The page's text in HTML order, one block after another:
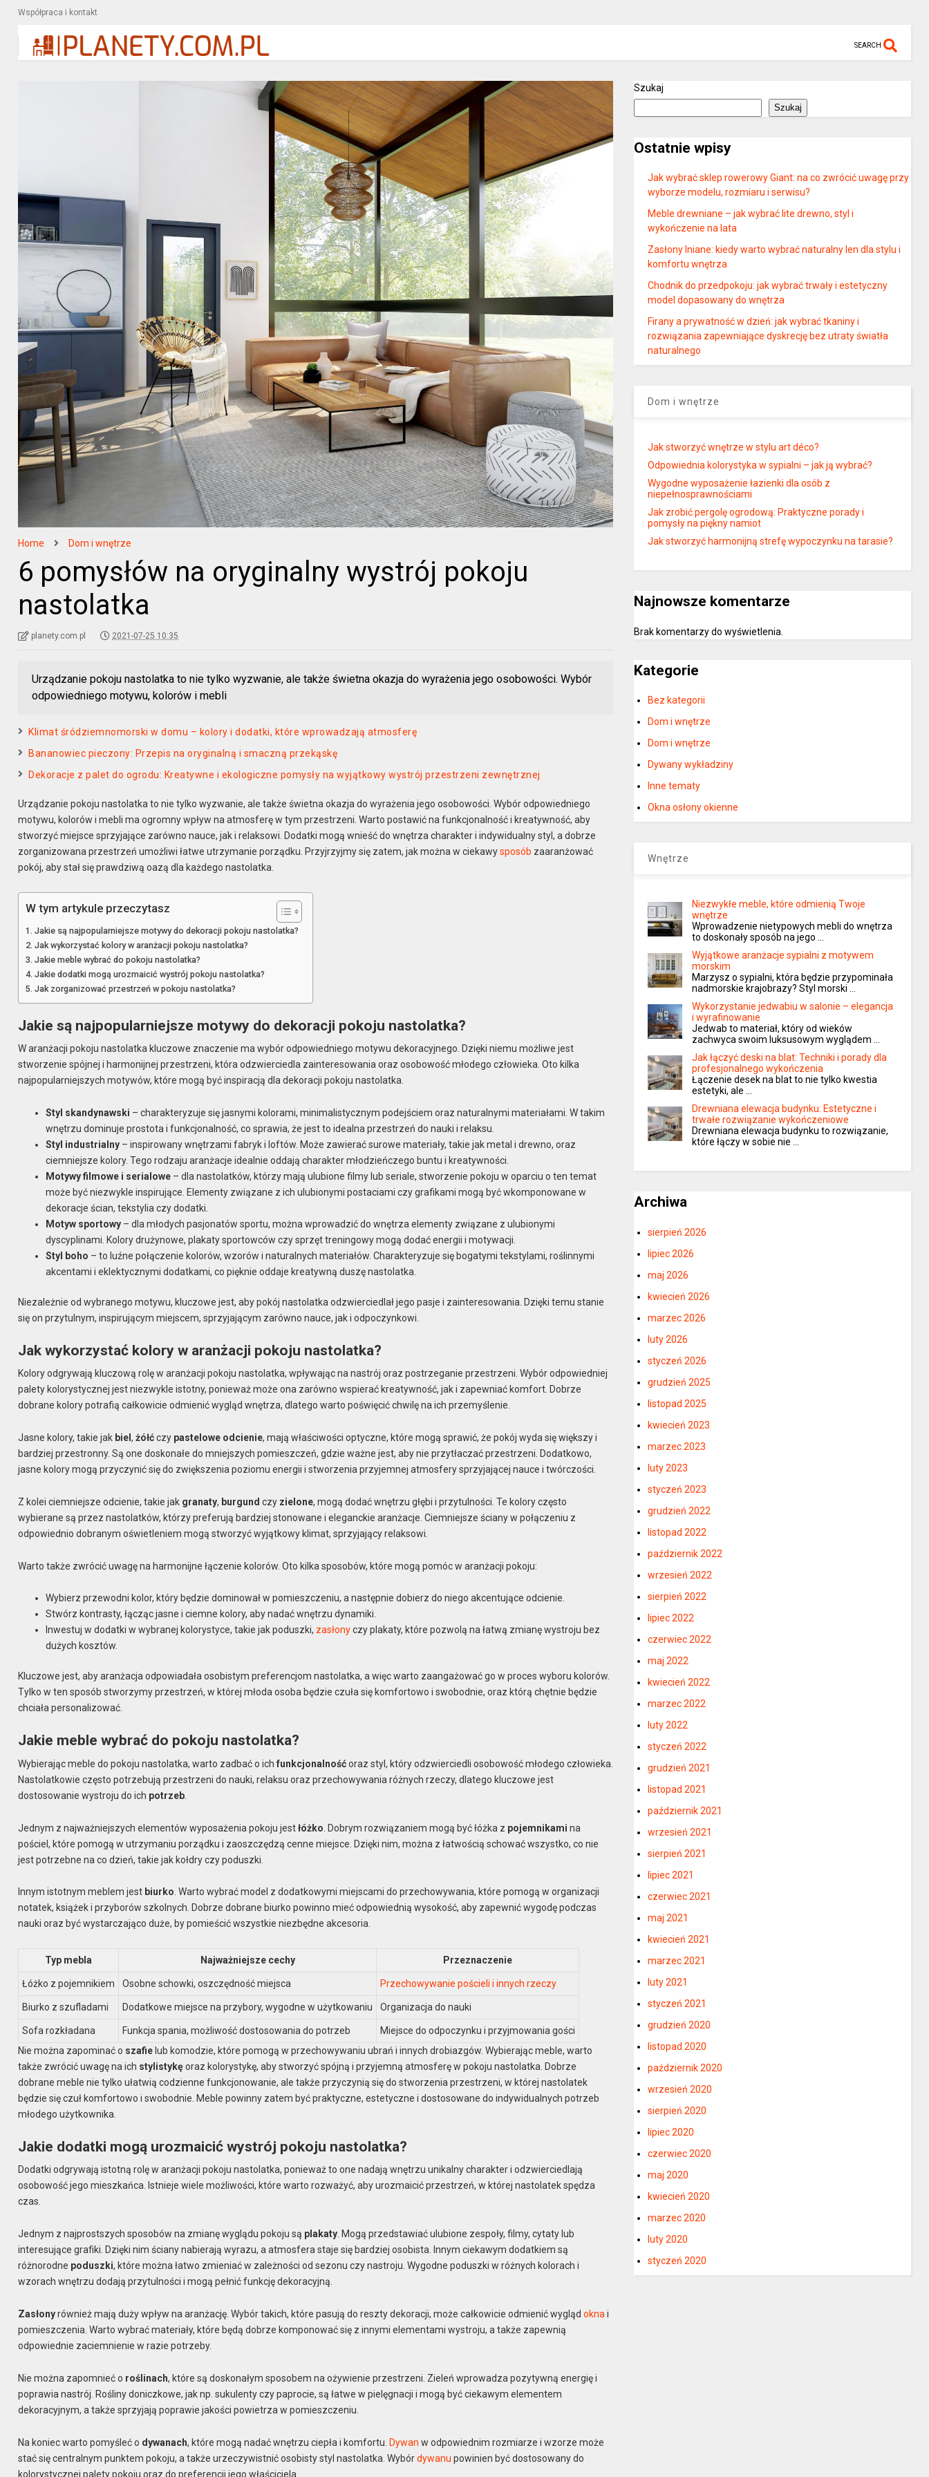
Współpraca i kontakt
SEARCH
Home Dom i wnętrze
6 pomysłów na oryginalny wystrój pokoju
nastolatka
planety.com.pl 2021-07-25 10:35
Urządzanie pokoju nastolatka to nie tylko wyzwanie, ale także świetna okazja do wyrażenia jego osobowości. Wybór
odpowiedniego motywu, kolorów i mebli
Klimat śródziemnomorski w domu – kolory i dodatki, które wprowadzają atmosferę
Bananowiec pieczony: Przepis na oryginalną i smaczną przekąskę
Dekoracje z palet do ogrodu: Kreatywne i ekologiczne pomysły na wyjątkowy wystrój przestrzeni zewnętrznej
Urządzanie pokoju nastolatka to nie tylko wyzwanie, ale także świetna okazja do wyrażenia jego osobowości. Wybór odpowiedniego
motywu, kolorów i mebli ma ogromny wpływ na atmosferę w tym przestrzeni. Warto postawić na funkcjonalność i kreatywność, aby
stworzyć miejsce sprzyjające zarówno nauce, jak i relaksowi. Dodatki mogą wnieść do wnętrza charakter i indywidualny styl, a dobrze
zorganizowana przestrzeń umożliwi łatwe utrzymanie porządku. Przyjrzyjmy się zatem, jak można w ciekawysposób zaaranżować
pokój, aby stał się prawdziwą oazą dla każdego nastolatka.
W tym artykule przeczytasz
Jakie są najpopularniejsze motywy do dekoracji pokoju nastolatka?
Jak wykorzystać kolory w aranżacji pokoju nastolatka?
Jakie meble wybrać do pokoju nastolatka?
Jakie dodatki mogą urozmaicić wystrój pokoju nastolatka?
Jak zorganizować przestrzeń w pokoju nastolatka?
Jakie są najpopularniejsze motywy do dekoracji pokoju nastolatka?
W aranżacji pokoju nastolatka kluczowe znaczenie ma wybór odpowiedniego motywu dekoracyjnego. Dzięki niemu możliwe jest
stworzenie spójnej i harmonijnej przestrzeni, która odzwierciedla zainteresowania oraz osobowość młodego człowieka. Oto kilka
najpopularniejszych motywów, które mogą być inspiracją dla dekoracji pokoju nastolatka.
Styl skandynawski – charakteryzuje się jasnymi kolorami, minimalistycznym podejściem oraz naturalnymi materiałami. W takim
wnętrzu dominuje prostota i funkcjonalność, co sprawia, że jest to idealna przestrzeń do nauki i relaksu.
Styl industrialny – inspirowany wnętrzami fabryk i loftów. Może zawierać surowe materiały, takie jak metal i drewno, oraz
ciemniejsze kolory. Tego rodzaju aranżacje idealnie oddają charakter młodzieńczego buntu i kreatywności.
Motywy filmowe i serialowe – dla nastolatków, którzy mają ulubione filmy lub seriale, stworzenie pokoju w oparciu o ten temat
może być niezwykle inspirujące. Elementy związane z ich ulubionymi postaciami czy grafikami mogą być wkomponowane w
dekoracje ścian, tekstylia czy dodatki.
Motyw sportowy – dla młodych pasjonatów sportu, można wprowadzić do wnętrza elementy związane z ulubionymi
dyscyplinami. Kolory drużynowe, plakaty sportowców czy sprzęt treningowy mogą dodać energii i motywacji.
Styl boho – to luźne połączenie kolorów, wzorów i naturalnych materiałów. Charakteryzuje się bogatymi tekstylami, roślinnymi
akcentami i eklektycznymi dodatkami, co pięknie oddaje kreatywną duszę nastolatka.
Niezależnie od wybranego motywu, kluczowe jest, aby pokój nastolatka odzwierciedlał jego pasje i zainteresowania. Dzięki temu stanie
się on przytulnym, inspirującym miejscem, sprzyjającym zarówno nauce, jak i odpoczynkowi.
Jak wykorzystać kolory w aranżacji pokoju nastolatka?
Kolory odgrywają kluczową rolę w aranżacji pokoju nastolatka, wpływając na nastrój oraz postrzeganie przestrzeni. Wybór odpowiedniej
palety kolorystycznej jest niezwykle istotny, ponieważ może ona zarówno wspierać kreatywność, jak i zapewniać komfort. Dobrze
dobrane kolory potrafią całkowicie odmienić wygląd wnętrza, dlatego warto poświęcić chwilę na ich przemyślenie.
Jasne kolory, takie jak biel,żółćczy pastelowe odcienie, mają właściwości optyczne, które mogą sprawić, że pokój wyda się większy i
bardziej przestronny. Są one doskonałe do mniejszych pomieszczeń, gdzie ważne jest, aby nie przytłaczać przestrzeni. Dodatkowo,
jasne kolory mogą przyczynić się do zwiększenia poziomu energii i stworzenia przyjemnej atmosfery sprzyjającej nauce i twórczości.
Z kolei ciemniejsze odcienie, takie jak granaty, burgund czy zielone, mogą dodać wnętrzu głębi i przytulności. Te kolory często
wybierane są przez nastolatków, którzy preferują bardziej stonowane i eleganckie aranżacje. Ciemniejsze ściany w połączeniu z
odpowiednio dobranym oświetleniem mogą stworzyć wyjątkowy klimat, sprzyjający relaksowi.
Warto także zwrócić uwagę na harmonijne łączenie kolorów. Oto kilka sposobów, które mogą pomóc w aranżacji pokoju:
Wybierz przewodni kolor, który będzie dominował w pomieszczeniu, a następnie dobierz do niego akcentujące odcienie.
Stwórz kontrasty, łącząc jasne i ciemne kolory, aby nadać wnętrzu dynamiki.
Inwestuj w dodatki w wybranej kolorystyce, takie jak poduszki, zasłonyczy plakaty, które pozwolą na łatwą zmianę wystroju bez
dużych kosztów.
Kluczowe jest, aby aranżacja odpowiadała osobistym preferencjom nastolatka, a więc warto zaangażować go w proces wyboru kolorów.
Tylko w ten sposób stworzymy przestrzeń, w której młoda osoba będzie czuła się komfortowo i swobodnie, oraz którą chętnie będzie
chciała personalizować.
Jakie meble wybrać do pokoju nastolatka?
Wybierając meble do pokoju nastolatka, warto zadbać o ichfunkcjonalnośćoraz styl, który odzwierciedli osobowość młodego człowieka.
Nastolatkowie często potrzebują przestrzeni do nauki, relaksu oraz przechowywania różnych rzeczy, dlatego kluczowe jest
dostosowanie wystroju do ich potrzeb
Jednym z najważniejszych elementów wyposażenia pokoju jestłóżko . Dobrym rozwiązaniem mogą być łóżka z pojemnikami na
pościel, które pomogą w utrzymaniu porządku i zaoszczędzą cenne miejsce. Dzięki nim, można z łatwością schować wszystko, co nie
jest potrzebne na co dzień, takie jak kołdry czy poduszki.
Innym istotnym meblem jest biurko. Warto wybrać model z dodatkowymi miejscami do przechowywania, które pomogą w organizacji
notatek, książek i przyborów szkolnych. Dobrze dobrane biurko powinno mieć odpowiednią wysokość, aby zapewnić wygodę podczas
nauki oraz być wystarczająco duże, by pomieścić wszystkie niezbędne akcesoria.
Typ mebla Najważniejsze cechy Przeznaczenie
Łóżko z pojemnikiem Osobne schowki, oszczędność miejsca Przechowywanie pościeli i innych rzeczy
Biurko z szufladami Dodatkowe miejsce na przybory, wygodne w użytkowaniu Organizacja do nauki
Sofa rozkładana Funkcja spania, możliwość dostosowania do potrzeb
Miejsce do odpoczynku i przyjmowania gości
Nie można zapominać o szafie lub komodzie, które pomogą w przechowywaniu ubrań i innych drobiazgów. Wybierając meble, warto
także zwrócić uwagę na ich stylistykęoraz kolorystykę, aby stworzyć spójną i przyjemną atmosferę w pokoju nastolatka. Dobrze
dobrane meble nie tylko ułatwią codzienne funkcjonowanie, ale także przyczynią się do stworzenia przestrzeni, w której nastolatek
będzie się czuł komfortowo i swobodnie. Meble powinny zatem być praktyczne, estetyczne i dostosowane do indywidualnych potrzeb
młodego użytkownika.
Jakie dodatki mogą urozmaicić wystrój pokoju nastolatka?
Dodatki odgrywają istotną rolę w aranżacji pokoju nastolatka, ponieważ to one nadają wnętrzu unikalny charakter i odzwierciedlają
osobowość jego mieszkańca. Istnieje wiele możliwości, które warto rozważyć, aby urozmaicić przestrzeń, w której nastolatek spędza
czas.
Jednym z najprostszych sposobów na zmianę wyglądu pokoju są plakaty. Mogą przedstawiać ulubione zespoły, filmy, cytaty lub
interesujące grafiki. Dzięki nim ściany nabierają wyrazu, a atmosfera staje się bardziej osobista. Innym ciekawym dodatkiem są
różnorodne poduszki, które można łatwo zmieniać w zależności od sezonu czy nastroju. Wygodne poduszki w różnych kolorach i
wzorach wnętrzu dodają przytulności i mogą pełnić funkcję dekoracyjną.
Zasłonyrównież mają duży wpływ na aranżację. Wybór takich, które pasują do reszty dekoracji, może całkowicie odmienić wyglądokna i
pomieszczenia. Warto wybrać materiały, które będą dobrze komponować się z innymi elementami wystroju, a także zapewnią
odpowiednie zaciemnienie w razie potrzeby.
Nie można zapomnieć o roślinach, które są doskonałym sposobem na ożywienie przestrzeni. Zieleń wprowadza pozytywną energię i
poprawia nastrój. Rośliny doniczkowe, jak np. sukulenty czy paprocie, są łatwe w pielęgnacji i mogą być ciekawym elementem
dekoracyjnym, a także sprzyjają poprawie jakości powietrza w pomieszczeniu.
Na koniec warto pomyśleć o dywanach, które mogą nadać wnętrzu ciepła i komfortu. Dywan w odpowiednim rozmiarze i wzorze może
stać się centralnym punktem pokoju, a także urzeczywistnić osobisty styl nastolatka. Wybórdywanu powinien być dostosowany do
kolorystycznej palety pokoju oraz do preferencji jego właściciela.
Szukaj
Szukaj
Ostatnie wpisy
Jak wybrać sklep rowerowy Giant: na co zwrócić uwagę przy
wyborze modelu, rozmiaru i serwisu?
Meble drewniane – jak wybrać lite drewno, styl i
wykończenie na lata
Zasłony lniane: kiedy warto wybrać naturalny len dla stylu i
komfortu wnętrza
Chodnik do przedpokoju: jak wybrać trwały i estetyczny
model dopasowany do wnętrza
Firany a prywatność w dzień: jak wybrać tkaniny i
rozwiązania zapewniające dyskrecję bez utraty światła
naturalnego
Dom i wnętrze
Jak stworzyć wnętrze w stylu art déco?
Odpowiednia kolorystyka w sypialni – jak ją wybrać?
Wygodne wyposażenie łazienki dla osób z
niepełnosprawnościami
Jak zrobić pergolę ogrodową: Praktyczne porady i
pomysły na piękny namiot
Jak stworzyć harmonijną strefę wypoczynku na tarasie?
Najnowsze komentarze
Brak komentarzy do wyświetlenia.
Kategorie
Bez kategorii
Dom i wnętrze
Dom i wnętrze
Dywany wykładziny
Inne tematy
Okna osłony okienne
Wnętrze
Niezwykłe meble, które odmienią Twoje
wnętrze
Wprowadzenie nietypowych mebli do wnętrza
to doskonały sposób na jego …
Wyjątkowe aranżacje sypialni z motywem
morskim
Marzysz o sypialni, która będzie przypominała
nadmorskie krajobrazy? Styl morski …
Wykorzystanie jedwabiu w salonie – elegancja
i wyrafinowanie
Jedwab to materiał, który od wieków
zachwyca swoim luksusowym wyglądem …
Jak łączyć deski na blat: Techniki i porady dla
profesjonalnego wykończenia
Łączenie desek na blat to nie tylko kwestia
estetyki, ale …
Drewniana elewacja budynku: Estetyczne i
trwałe rozwiązanie wykończeniowe
Drewniana elewacja budynku to rozwiązanie,
które łączy w sobie nie …
Archiwa
sierpień 2026
lipiec 2026
maj 2026
kwiecień 2026
marzec 2026
luty 2026
styczeń 2026
grudzień 2025
listopad 2025
kwiecień 2023
marzec 2023
luty 2023
styczeń 2023
grudzień 2022
listopad 2022
październik 2022
wrzesień 2022
sierpień 2022
lipiec 2022
czerwiec 2022
maj 2022
kwiecień 2022
marzec 2022
luty 2022
styczeń 2022
grudzień 2021
listopad 2021
październik 2021
wrzesień 2021
sierpień 2021
lipiec 2021
czerwiec 2021
maj 2021
kwiecień 2021
marzec 2021
luty 2021
styczeń 2021
grudzień 2020
listopad 2020
październik 2020
wrzesień 2020
sierpień 2020
lipiec 2020
czerwiec 2020
maj 2020
kwiecień 2020
marzec 2020
luty 2020
styczeń 2020